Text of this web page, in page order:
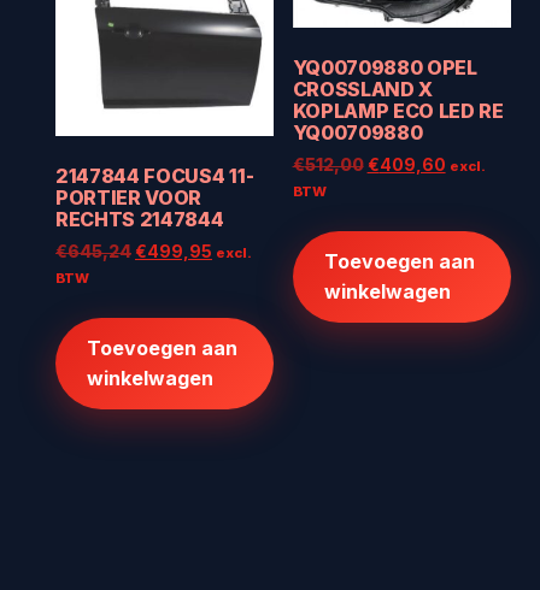
2147844 FOCUS4 11-
PORTIER VOOR
RECHTS 2147844
€645,24Oorspronkelijke
€499,95 Huidige
€499,95.
excl.
BTW
Toevoegen aan
winkelwagen
YQ00709880 OPEL
CROSSLAND X
KOPLAMP ECO LED RE
YQ00709880
€512,00 Oorspronkelijke
€409,60Huidige
€409,60.
excl.
BTW
Toevoegen aan
winkelwagen